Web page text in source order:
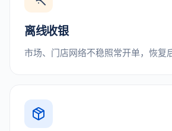
离线收银
市场、门店网络不稳照常开单，恢复